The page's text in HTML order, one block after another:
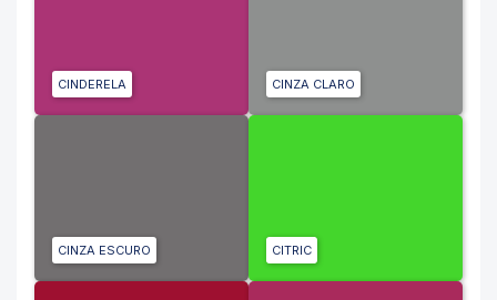
CINDERELA CINZA CLARO
CINZA ESCURO CITRIC